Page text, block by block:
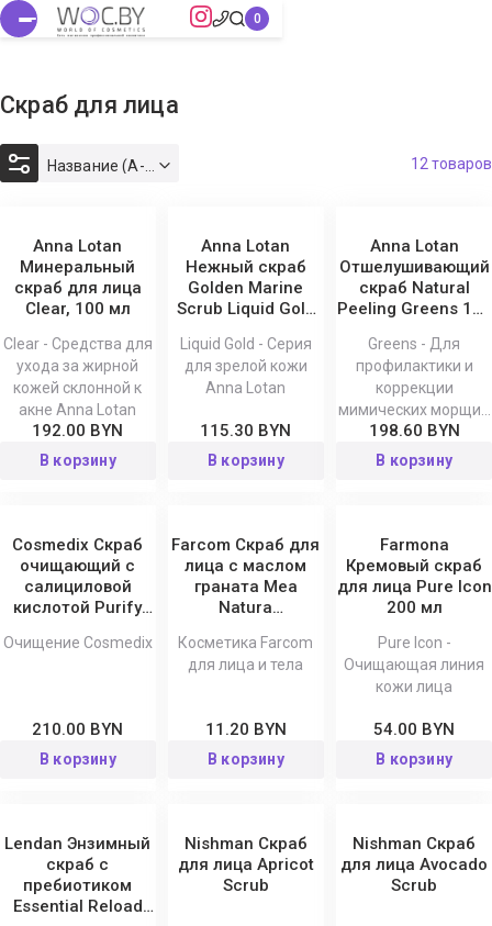
Скраб для лица
12 товаров
Anna Lotan
Минеральный
скраб для лица
Clear, 100 мл
Clear - Средства для
ухода за жирной
кожей склонной к
акне Anna Lotan
192.00 BYN
В корзину
Anna Lotan
Нежный скраб
Golden Marine
Scrub Liquid Gold
Liquid Gold - Серия
для зрелой кожи
Anna Lotan
115.30 BYN
В корзину
Anna Lotan
Отшелушивающий
скраб Natural
Peeling Greens 150
Greens - Для
профилактики и
коррекции
мимических морщин
Anna Lotan
198.60 BYN
В корзину
Cosmedix Скраб
очищающий с
салициловой
кислотой Purify
Очищение Cosmedix
210.00 BYN
В корзину
Farcom Скраб для
лица с маслом
граната Mea
Natura
мл
Косметика Farcom
для лица и тела
11.20 BYN
В корзину
Farmona
Кремовый скраб
для лица Pure Icon
200 мл
Pure Icon -
Очищающая линия
кожи лица
54.00 BYN
В корзину
Lendan Энзимный
скраб с
пребиотиком
Essential Reload
Nishman Скраб
для лица Apricot
Scrub
Nishman Скраб
для лица Avocado
Scrub